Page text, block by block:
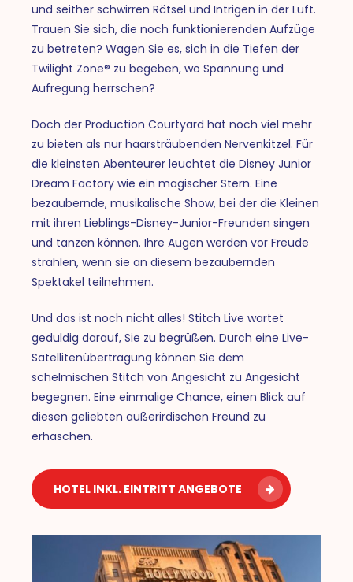
und seither schwirren Rätsel und Intrigen in der Luft.
Trauen Sie sich, die noch funktionierenden Aufzüge
zu betreten? Wagen Sie es, sich in die Tiefen der
Twilight Zone® zu begeben, wo Spannung und
Aufregung herrschen?
Doch der Production Courtyard hat noch viel mehr
zu bieten als nur haarsträubenden Nervenkitzel. Für
die kleinsten Abenteurer leuchtet die Disney Junior
Dream Factory wie ein magischer Stern. Eine
bezaubernde, musikalische Show, bei der die Kleinen
mit ihren Lieblings-Disney-Junior-Freunden singen
und tanzen können. Ihre Augen werden vor Freude
strahlen, wenn sie an diesem bezaubernden
Spektakel teilnehmen.
Und das ist noch nicht alles! Stitch Live wartet
geduldig darauf, Sie zu begrüßen. Durch eine Live-
Satellitenübertragung können Sie dem
schelmischen Stitch von Angesicht zu Angesicht
begegnen. Eine einmalige Chance, einen Blick auf
diesen geliebten außerirdischen Freund zu
erhaschen.
HOTEL INKL. EINTRITT ANGEBOTE